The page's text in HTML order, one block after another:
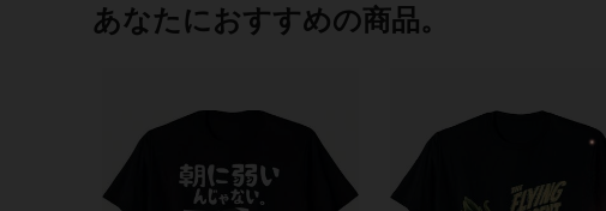
あなたにおすすめの商品。